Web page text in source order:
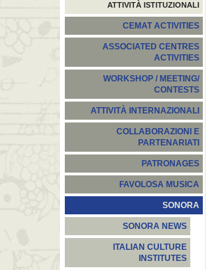
ATTIVITÀ ISTITUZIONALI
CEMAT ACTIVITIES
ASSOCIATED CENTRES
ACTIVITIES
WORKSHOP / MEETING/
CONTESTS
ATTIVITÀ INTERNAZIONALI
COLLABORAZIONI E
PARTENARIATI
PATRONAGES
FAVOLOSA MUSICA
SONORA
SONORA NEWS
ITALIAN CULTURE
INSTITUTES